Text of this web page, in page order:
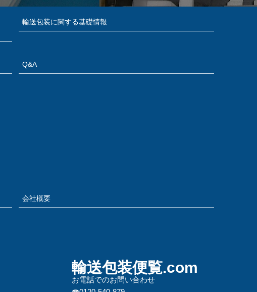
輸送包装に関する基礎情報
Q&A
会社概要
輸送包装便覧.com
お電話でのお問い合わせ